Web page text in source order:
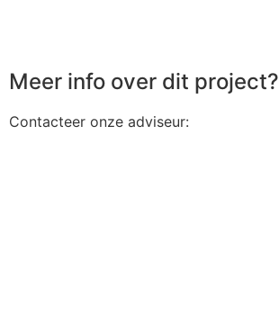
Meer info over dit project?
Contacteer onze adviseur: